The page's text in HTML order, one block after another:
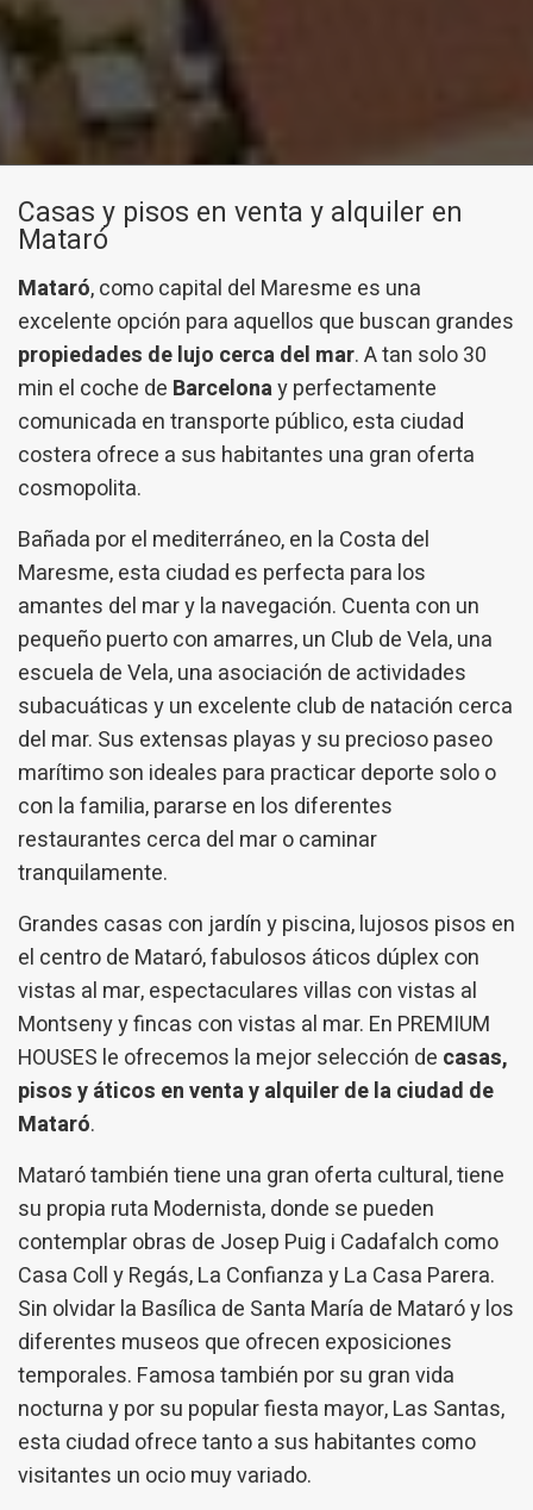
Casas y pisos en venta y alquiler en
Mataró
Mataró, como capital del Maresme es una
excelente opción para aquellos que buscan grandes
propiedades de lujo cerca del mar. A tan solo 30
min el coche de Barcelonay perfectamente
comunicada en transporte público, esta ciudad
costera ofrece a sus habitantes una gran oferta
cosmopolita.
Bañada por el mediterráneo, en la Costa del
Maresme, esta ciudad es perfecta para los
amantes del mar y la navegación. Cuenta con un
pequeño puerto con amarres, un Club de Vela, una
escuela de Vela, una asociación de actividades
subacuáticas y un excelente club de natación cerca
del mar. Sus extensas playas y su precioso paseo
marítimo son ideales para practicar deporte solo o
con la familia, pararse en los diferentes
restaurantes cerca del mar o caminar
tranquilamente.
Grandes casas con jardín y piscina, lujosos pisos en
el centro de Mataró, fabulosos áticos dúplex con
vistas al mar, espectaculares villas con vistas al
Montseny y fincas con vistas al mar. En PREMIUM
HOUSES le ofrecemos la mejor selección de casas,
pisos y áticos en venta y alquiler de la ciudad de
Mataró.
Mataró también tiene una gran oferta cultural, tiene
su propia ruta Modernista, donde se pueden
contemplar obras de Josep Puig i Cadafalch como
Casa Coll y Regás, La Confianza y La Casa Parera.
Sin olvidar la Basílica de Santa María de Mataró y los
diferentes museos que ofrecen exposiciones
temporales. Famosa también por su gran vida
nocturna y por su popular fiesta mayor, Las Santas,
esta ciudad ofrece tanto a sus habitantes como
visitantes un ocio muy variado.